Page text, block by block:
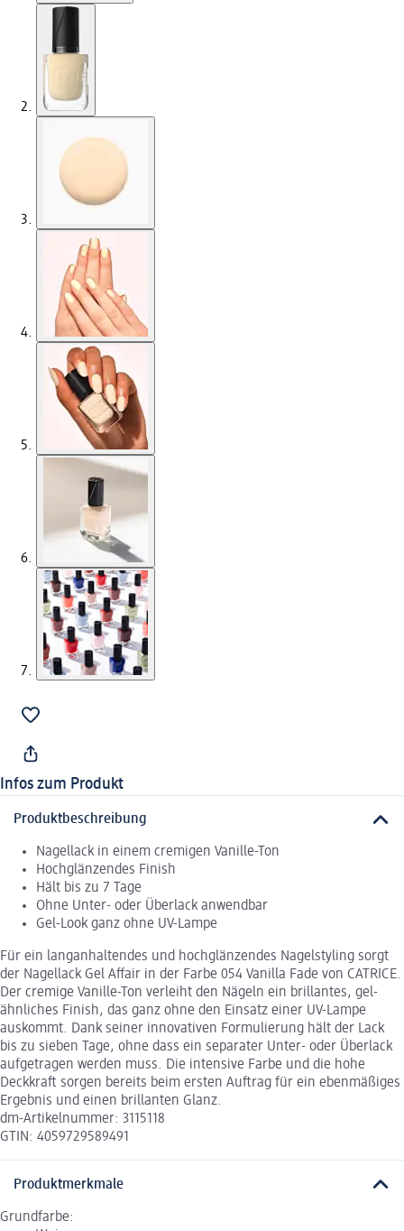
Infos zum Produkt
Produktbeschreibung
Nagellack in einem cremigen Vanille-Ton
Hochglänzendes Finish
Hält bis zu 7 Tage
Ohne Unter- oder Überlack anwendbar
Gel-Look ganz ohne UV-Lampe
Für ein langanhaltendes und hochglänzendes Nagelstyling sorgt
der Nagellack Gel Affair in der Farbe 054 Vanilla Fade von CATRICE.
Der cremige Vanille-Ton verleiht den Nägeln ein brillantes, gel-
ähnliches Finish, das ganz ohne den Einsatz einer UV-Lampe
auskommt. Dank seiner innovativen Formulierung hält der Lack
bis zu sieben Tage, ohne dass ein separater Unter- oder Überlack
aufgetragen werden muss. Die intensive Farbe und die hohe
Deckkraft sorgen bereits beim ersten Auftrag für ein ebenmäßiges
Ergebnis und einen brillanten Glanz.
dm-Artikelnummer: 3115118
GTIN: 4059729589491
Produktmerkmale
Grundfarbe: